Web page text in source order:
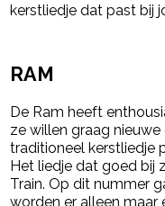
kerstliedje dat past bij
RAM
De Ram heeft
ze willen graag
traditioneel kerstliedje
Het liedje dat goed bij
Train. Op dit nummer
worden er alleen maar